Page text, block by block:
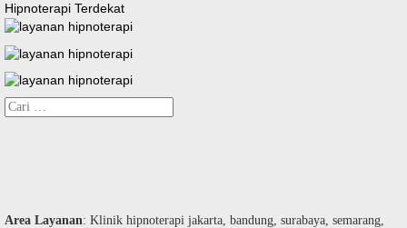
Hipnoterapi Terdekat
Cari
untuk:
Area Layanan: Klinik hipnoterapi jakarta, bandung, surabaya, semarang,